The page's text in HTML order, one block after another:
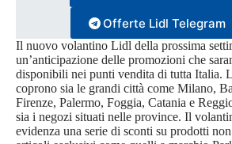
Offerte Lidl Telegram
Il nuovo volantino Lidl della prossima
un’anticipazione delle promozioni che
disponibili nei punti vendita di tutta Italia.
coprono sia le grandi città come Milano,
Firenze, Palermo, Foggia, Catania e
sia i negozi situati nelle province. Il
evidenza una serie di sconti su prodotti